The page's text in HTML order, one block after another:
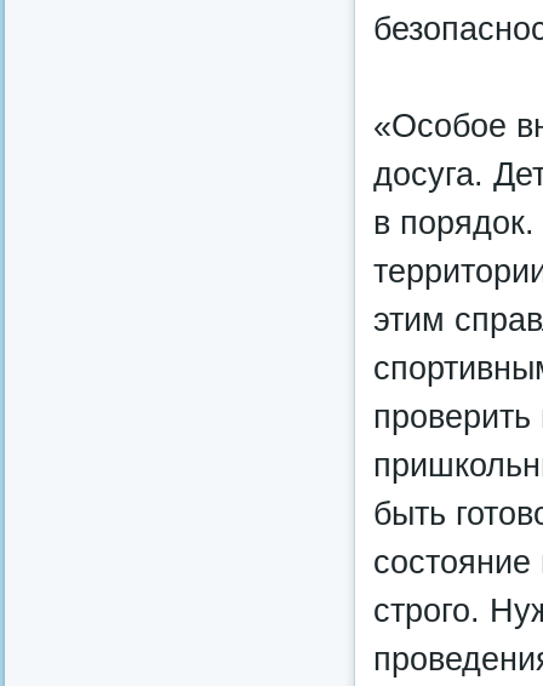
«Особое
досуга.
в
этим
быть
состояние
строго.